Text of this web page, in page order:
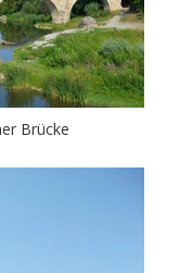
Brücke